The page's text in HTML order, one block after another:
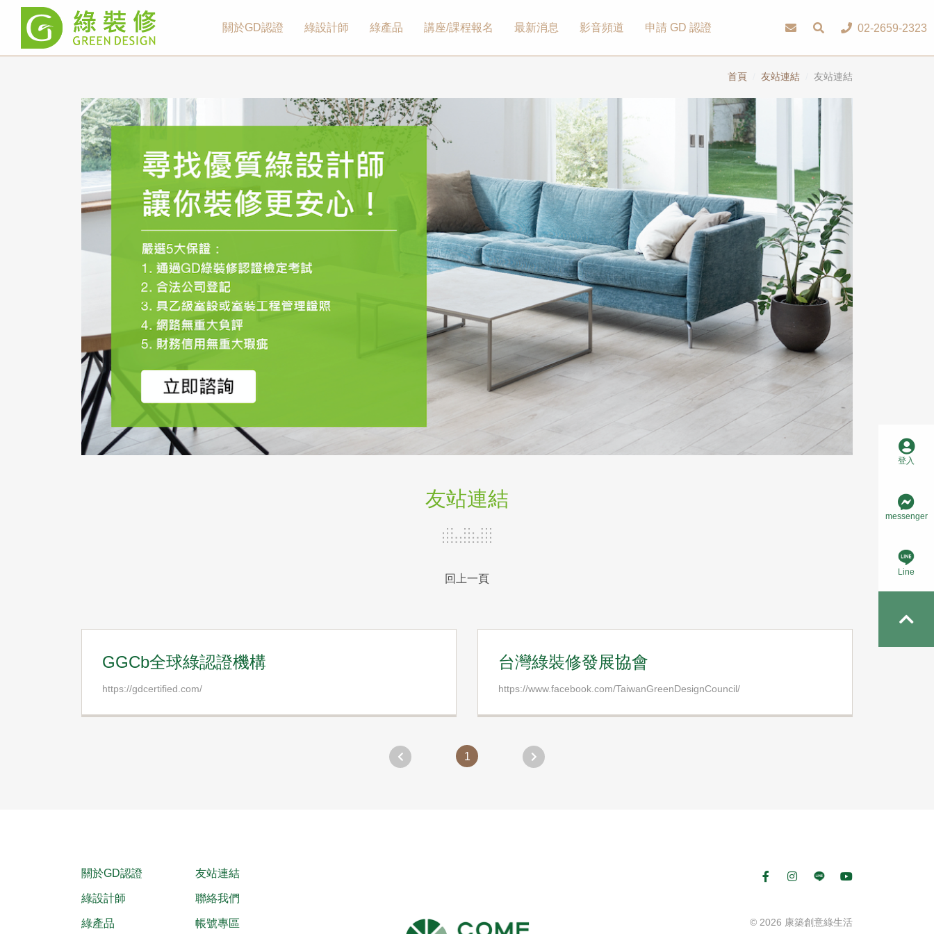
首頁 友站連結 友站連結
友站連結
回上一頁
GGCb全球綠認證機構
https://gdcertified.com/
台灣綠裝修發展協會
https://www.facebook.com/TaiwanGreenDesignCouncil/
1
關於GD認證
綠設計師
綠產品
友站連結
聯絡我們
帳號專區 © 2026 康築創意綠生活
02-2659-2323
關於GD認證 綠設計師 綠產品 講座/課程報名 最新消息 影音頻道 申請 GD 認證
登入
messenger
Line